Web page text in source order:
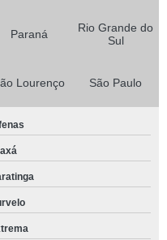
Paraná
Rio Grande do
Sul
Lourenço São Paulo